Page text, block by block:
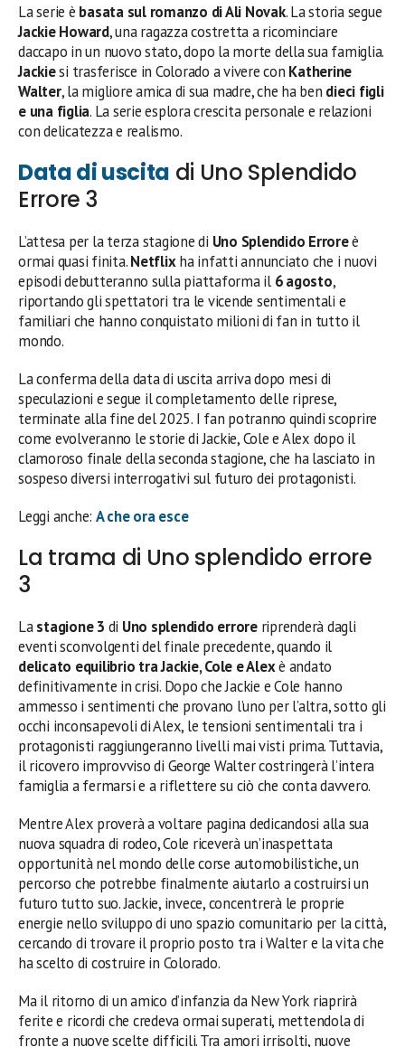
La serie è basata sul romanzo di Ali Novak. La storia segue
Jackie Howard, una ragazza costretta a ricominciare
daccapo in un nuovo stato, dopo la morte della sua famiglia.
Jackiesi trasferisce in Colorado a vivere con Katherine
Walter, la migliore amica di sua madre, che ha ben dieci figli
e una figlia. La serie esplora crescita personale e relazioni
con delicatezza e realismo.
Data di uscita di Uno Splendido
Errore 3
L’attesa per la terza stagione di Uno Splendido Erroreè
ormai quasi finita.Netflixha infatti annunciato che i nuovi
episodi debutteranno sulla piattaforma il 6 agosto,
riportando gli spettatori tra le vicende sentimentali e
familiari che hanno conquistato milioni di fan in tutto il
mondo.
La conferma della data di uscita arriva dopo mesi di
speculazioni e segue il completamento delle riprese,
terminate alla fine del 2025. I fan potranno quindi scoprire
come evolveranno le storie di Jackie, Cole e Alex dopo il
clamoroso finale della seconda stagione, che ha lasciato in
sospeso diversi interrogativi sul futuro dei protagonisti.
Leggi anche: A che ora esce
La trama di Uno splendido errore
3
Lastagione 3 di Uno splendido erroreriprenderà dagli
eventi sconvolgenti del finale precedente, quando il
delicato equilibrio tra Jackie, Cole e Alexè andato
definitivamente in crisi. Dopo che Jackie e Cole hanno
ammesso i sentimenti che provano l’uno per l’altra, sotto gli
occhi inconsapevoli di Alex, le tensioni sentimentali tra i
protagonisti raggiungeranno livelli mai visti prima. Tuttavia,
il ricovero improvviso di George Walter costringerà l’intera
famiglia a fermarsi e a riflettere su ciò che conta davvero.
Mentre Alex proverà a voltare pagina dedicandosi alla sua
nuova squadra di rodeo, Cole riceverà un’inaspettata
opportunità nel mondo delle corse automobilistiche, un
percorso che potrebbe finalmente aiutarlo a costruirsi un
futuro tutto suo. Jackie, invece, concentrerà le proprie
energie nello sviluppo di uno spazio comunitario per la città,
cercando di trovare il proprio posto tra i Walter e la vita che
ha scelto di costruire in Colorado.
Ma il ritorno di un amico d’infanzia da New York riaprirà
ferite e ricordi che credeva ormai superati, mettendola di
fronte a nuove scelte difficili. Tra amori irrisolti, nuove